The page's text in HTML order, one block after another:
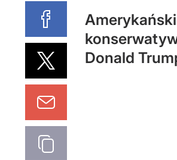
Donald